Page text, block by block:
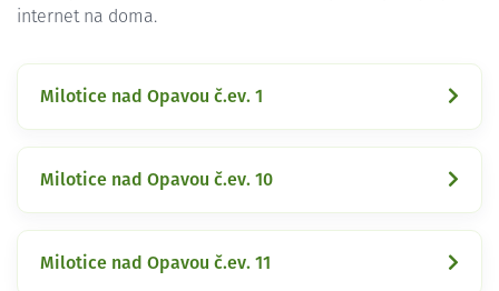
internet na doma.
Milotice nad Opavou č.ev. 1
Milotice nad Opavou č.ev. 10
Milotice nad Opavou č.ev. 11